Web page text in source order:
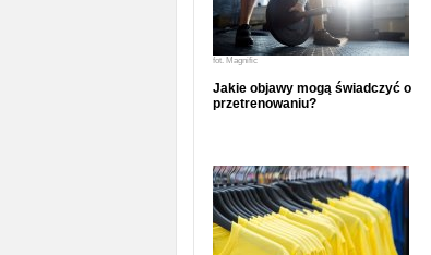
fot. Magnific
Jakie objawy mogą świadczyć o
przetrenowaniu?